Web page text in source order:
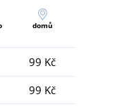
domů
99 Kč
99 Kč